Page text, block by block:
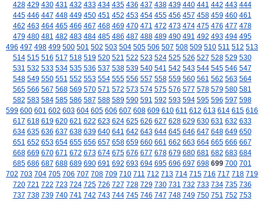
428 429 430 431 432 433 434 435 436 437 438 439 440 441 442 443 444
445 446 447 448 449 450 451 452 453 454 455 456 457 458 459 460 461
462 463 464 465 466 467 468 469 470 471 472 473 474 475 476 477 478
479 480 481 482 483 484 485 486 487 488 489 490 491 492 493 494 495
496 497 498 499 500 501 502 503 504 505 506 507 508 509 510 511 512 513
514 515 516 517 518 519 520 521 522 523 524 525 526 527 528 529 530
531 532 533 534 535 536 537 538 539 540 541 542 543 544 545 546 547
548 549 550 551 552 553 554 555 556 557 558 559 560 561 562 563 564
565 566 567 568 569 570 571 572 573 574 575 576 577 578 579 580 581
582 583 584 585 586 587 588 589 590 591 592 593 594 595 596 597 598
599 600 601 602 603 604 605 606 607 608 609 610 611 612 613 614 615 616
617 618 619 620 621 622 623 624 625 626 627 628 629 630 631 632 633
634 635 636 637 638 639 640 641 642 643 644 645 646 647 648 649 650
651 652 653 654 655 656 657 658 659 660 661 662 663 664 665 666 667
668 669 670 671 672 673 674 675 676 677 678 679 680 681 682 683 684
685 686 687 688 689 690 691 692 693 694 695 696 697 698 699 700 701
702 703 704 705 706 707 708 709 710 711 712 713 714 715 716 717 718 719
720 721 722 723 724 725 726 727 728 729 730 731 732 733 734 735 736
737 738 739 740 741 742 743 744 745 746 747 748 749 750 751 752 753